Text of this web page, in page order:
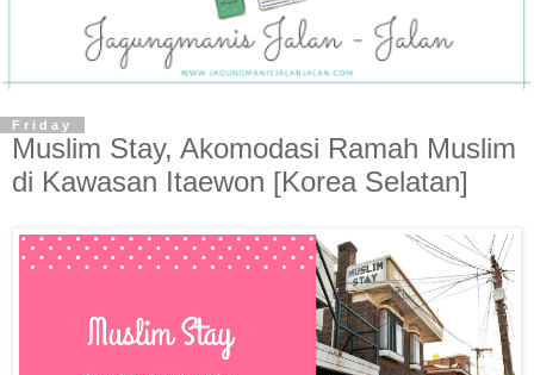
Friday
Muslim Stay, Akomodasi Ramah Muslim
di Kawasan Itaewon [Korea Selatan]